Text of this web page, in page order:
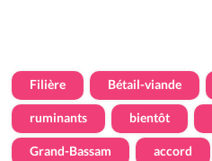
Filière Bétail-viande
ruminants bientôt
Grand-Bassam accord